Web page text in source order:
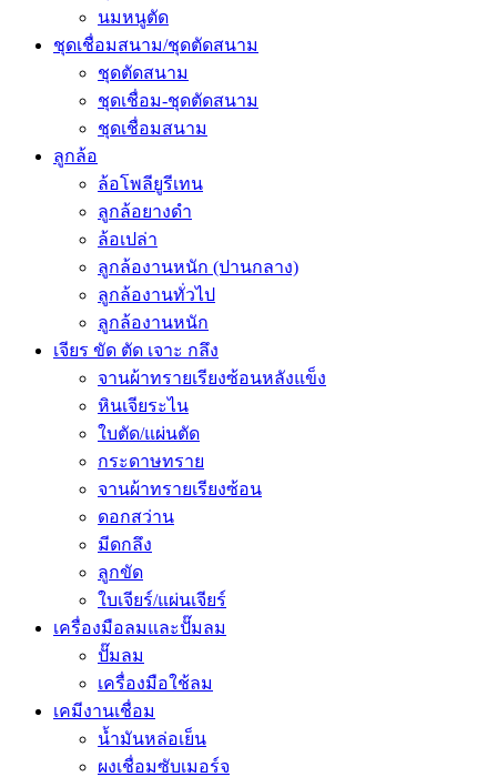
นมหนูตัด
ชุดเชื่อมสนาม/ชุดตัดสนาม
ชุดตัดสนาม
ชุดเชื่อม-ชุดตัดสนาม
ชุดเชื่อมสนาม
ลูกล้อ
ล้อโพลียูรีเทน
ลูกล้อยางดำ
ล้อเปล่า
ลูกล้องานหนัก (ปานกลาง)
ลูกล้องานทั่วไป
ลูกล้องานหนัก
เจียร ขัด ตัด เจาะ กลึง
จานผ้าทรายเรียงซ้อนหลังแข็ง
หินเจียระไน
ใบตัด/แผ่นตัด
กระดาษทราย
จานผ้าทรายเรียงซ้อน
ดอกสว่าน
มีดกลึง
ลูกขัด
ใบเจียร์/แผ่นเจียร์
เครื่องมือลมและปั๊มลม
ปั๊มลม
เครื่องมือใช้ลม
เคมีงานเชื่อม
น้ำมันหล่อเย็น
ผงเชื่อมซับเมอร์จ